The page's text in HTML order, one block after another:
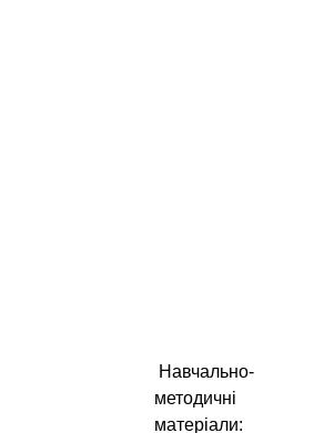
Навчально-
методичні
матеріали: